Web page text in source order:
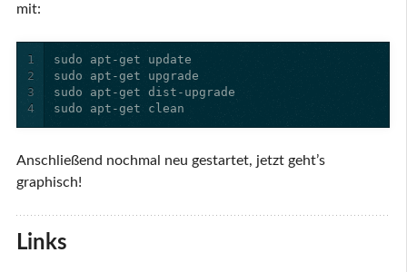
mit:
1
2
3
4
sudo apt-get clean
Anschließend nochmal neu gestartet, jetzt geht’s
graphisch!
Links